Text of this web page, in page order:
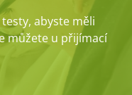
abyste měli
můžete u přijímací